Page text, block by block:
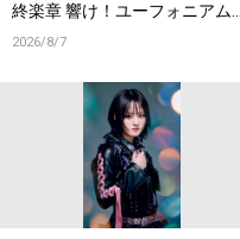
終楽章 響け！ユーフォニアム』
前編の一挙上映が決定！
2026/8/7